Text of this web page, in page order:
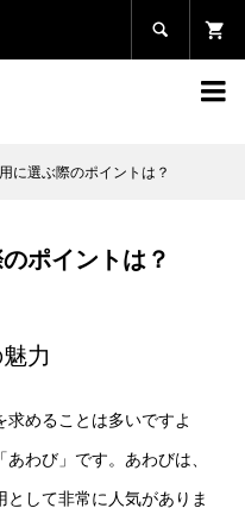


に選ぶ際のポイントは？
ポイントは？
力
めることは多いですよ
わび」です。あわびは、
して非常に人気がありま